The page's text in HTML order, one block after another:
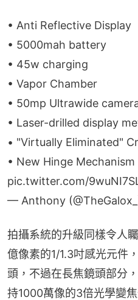
• Anti Reflective Display
• 5000mah battery
• 45w charging
• Vapor Chamber
• 50mp Ultrawide
• Laser-drilled display
• "Virtually Eliminated"
• New Hinge Mechanism
pic.twitter.com/
— Anthony
拍攝系統的升級同樣令人
億像素的1/1.3吋感光元件
頭，不過在長焦鏡頭部分
持1000萬像的3倍光學變焦